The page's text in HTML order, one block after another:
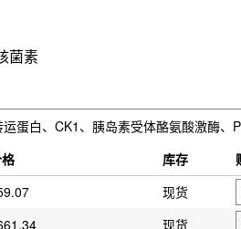
菌素
蛋白、CK1、胰岛素受体酪氨酸激酶、
库存
现货
现货